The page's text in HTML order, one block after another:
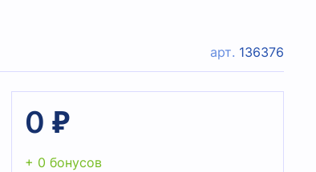
арт. 136376
0 ₽
+ 0 бонусов